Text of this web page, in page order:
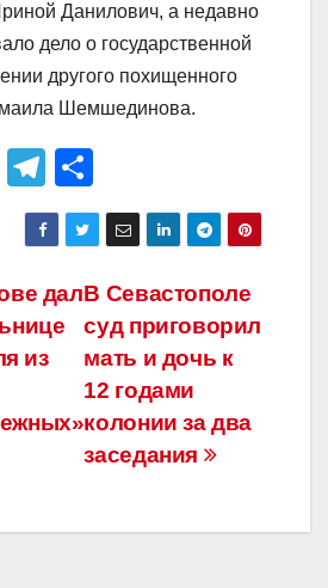
Данилович, а недавно
дело о государственной
другого похищенного
Шемшединова.
V
T
el
e
gr
a
m
тп
р
а
в
и
ть
В Севастополе
суд приговорил
мать и дочь к
12 годами
колонии за два
заседания
дал
из